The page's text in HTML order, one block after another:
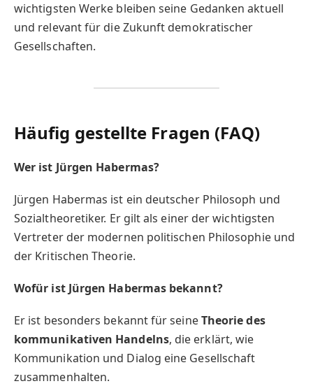
wichtigsten Werke bleiben seine Gedanken aktuell
und relevant für die Zukunft demokratischer
Gesellschaften.
Häufig gestellte Fragen (FAQ)
Wer ist Jürgen Habermas?
Jürgen Habermas ist ein deutscher Philosoph und
Sozialtheoretiker. Er gilt als einer der wichtigsten
Vertreter der modernen politischen Philosophie und
der Kritischen Theorie.
Wofür ist Jürgen Habermas bekannt?
Er ist besonders bekannt für seineTheorie des
kommunikativen Handelns, die erklärt, wie
Kommunikation und Dialog eine Gesellschaft
zusammenhalten.